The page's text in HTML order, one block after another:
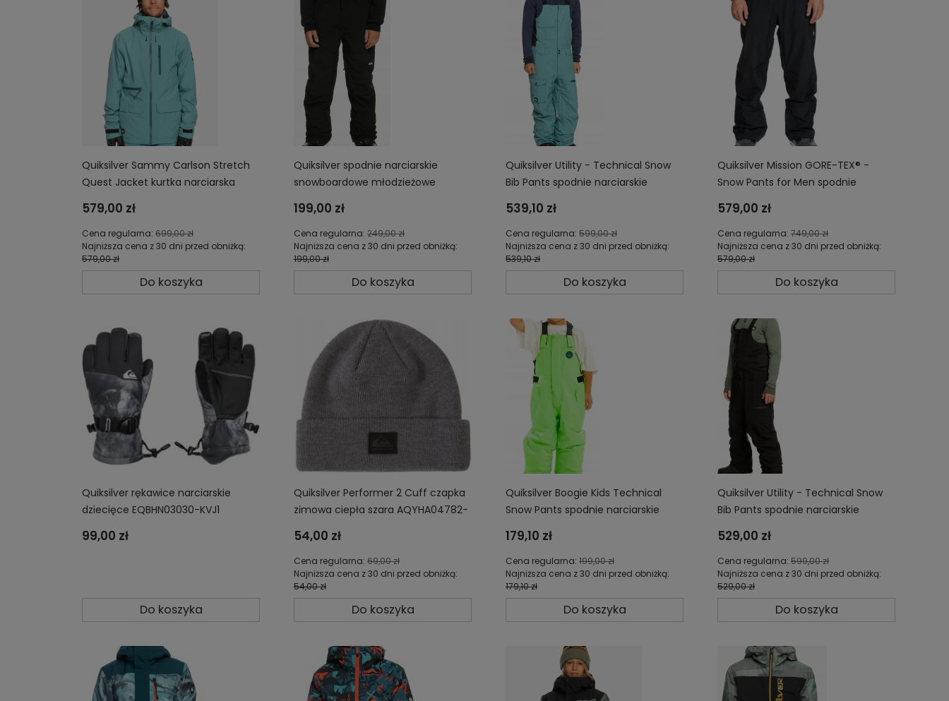
Quiksilver Sammy Carlson Stretch
Quest Jacket kurtka narciarska
EQYTJ03413-BLZ0
579,00 zł
Cena regularna: 699,00 zł
Najniższa cena z 30 dni przed obniżką:
579,00 zł
Do koszyka
Quiksilver spodnie narciarskie
snowboardowe młodzieżowe
199,00 zł
Cena regularna: 249,00 zł
Najniższa cena z 30 dni przed obniżką:
199,00 zł
Do koszyka
Quiksilver Utility - Technical Snow
Bib Pants spodnie narciarskie
membraną 20K EQYTP03200-BLZ0
539,10 zł
Cena regularna: 599,00 zł
Najniższa cena z 30 dni przed obniżką:
539,10 zł
Do koszyka
Quiksilver Mission GORE-TEX® -
Snow Pants for Men spodnie
wodoodporne EQYTP03161-KVJ0
579,00 zł
Cena regularna: 749,00 zł
Najniższa cena z 30 dni przed obniżką:
579,00 zł
Do koszyka
Quiksilver rękawice narciarskie
dziecięce EQBHN03030-KVJ1
99,00 zł
Do koszyka
Quiksilver Performer 2 Cuff czapka
zimowa ciepła szara AQYHA04782-
54,00 zł
Cena regularna: 69,00 zł
Najniższa cena z 30 dni przed obniżką:
54,00 zł
Do koszyka
Quiksilver Boogie Kids Technical
Snow Pants spodnie narciarskie
EQKTP03009-GGY0
179,10 zł
Cena regularna: 199,00 zł
Najniższa cena z 30 dni przed obniżką:
179,10 zł
Do koszyka
Quiksilver Utility - Technical Snow
Bib Pants spodnie narciarskie
membraną 20K EQYTP03200-KVJ0
529,00 zł
Cena regularna: 599,00 zł
Najniższa cena z 30 dni przed obniżką:
529,00 zł
Do koszyka